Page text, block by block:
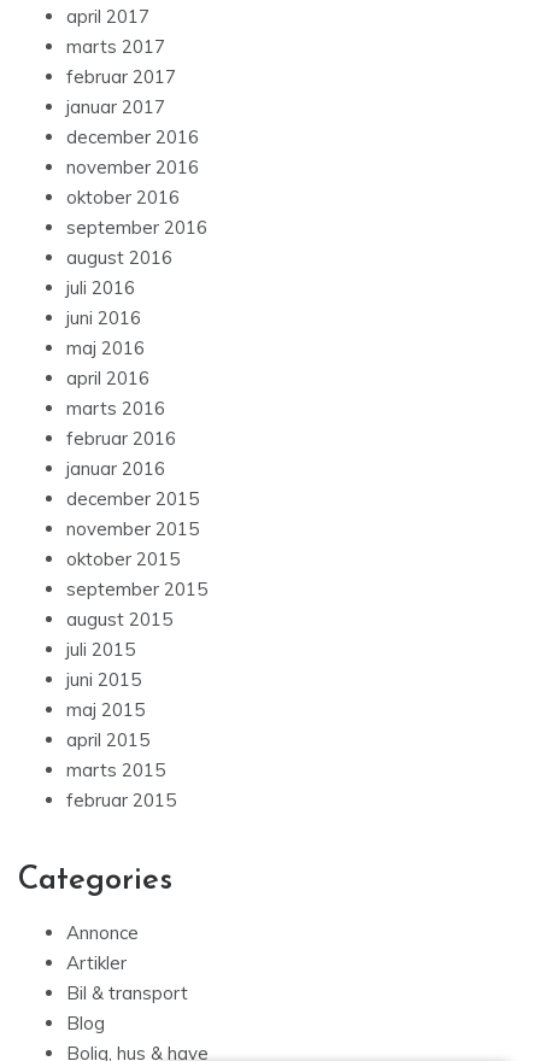
april 2017
marts 2017
februar 2017
januar 2017
december 2016
november 2016
oktober 2016
september 2016
august 2016
juli 2016
juni 2016
maj 2016
april 2016
marts 2016
februar 2016
januar 2016
december 2015
november 2015
oktober 2015
september 2015
august 2015
juli 2015
juni 2015
maj 2015
april 2015
marts 2015
februar 2015
Categories
Annonce
Artikler
Bil & transport
Blog
Bolig, hus & have